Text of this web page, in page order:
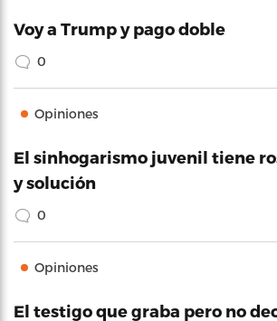
Voy a Trump y pago doble
0
Opiniones
El sinhogarismo juvenil tiene
y solución
0
Opiniones
El testigo que graba pero no